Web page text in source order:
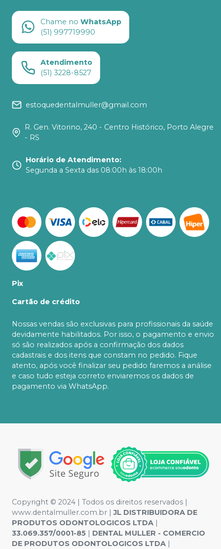
Chame no WhatsApp
(51) 997719990
Atendimento
(51) 3228-8527
estoquedentalmuller@gmail.com
R. Gen. Vitorino, 240 - Centro Histórico, Porto Alegre
- RS
Horário de Atendimento:
Segunda a Sexta das 08:00h às 18:00h
Pix
Cartão de crédito
Nossas vendas são exclusivas para profissionais da saúde
devidamente habilitados. Por isso, o pagamento e envio
só são realizados após a confirmação dos dados
cadastrais e dos itens que constam no pedido. Fique
atento, após você finalizar seu pedido faremos a análise
e caso tudo esteja correto enviaremos os dados de
pagamento via WhatsApp.
Copyright © 2024 | Todos os direitos reservados |
www.dentalmuller.com.br |JL DISTRIBUIDORA DE
PRODUTOS ODONTOLOGICOS LTDA |
33.069.357/0001-85 | DENTAL MULLER - COMERCIO
DE PRODUTOS ODONTOLOGICOS LTDA |